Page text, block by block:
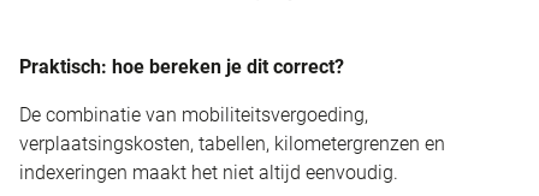
Praktisch: hoe bereken je dit correct?
De combinatie van mobiliteitsvergoeding,
verplaatsingskosten, tabellen, kilometergrenzen en
indexeringen maakt het niet altijd eenvoudig.